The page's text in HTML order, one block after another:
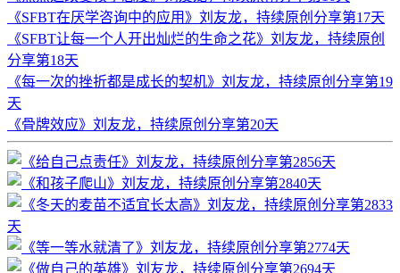
《SFBT在厌学咨询中的应用》刘友龙，持续原创分享第17天
《SFBT让每一个人开出灿烂的生命之花》刘友龙，持续原创
分享第18天
《每一次的挫折都是成长的契机》刘友龙，持续原创分享第19
天
《骨牌效应》刘友龙，持续原创分享第20天